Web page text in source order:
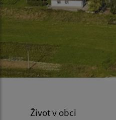
Život v obci